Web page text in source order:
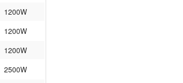
1200W
1200W
1200W
2500W